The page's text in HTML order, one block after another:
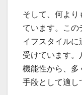
そして、何より
ています。この
イフスタイルに
受けています。
機能性から、多
手段として適し